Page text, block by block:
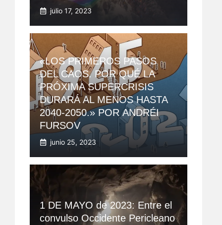
julio 17, 2023
«LOS PRIMEROS PASOS
DEL CAOS. POR QUÉ LA
PRÓXIMA SUPERCRISIS
DURARÁ AL MENOS HASTA
2040-2050.» POR ANDRÉI
FURSOV
junio 25, 2023
1 DE MAYO de 2023: Entre el
convulso Occidente Pericleano